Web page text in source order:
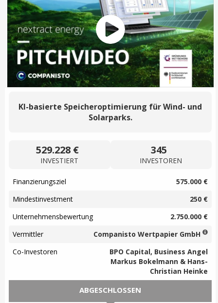
KI-basierte Speicheroptimierung für Wind- und
Solarparks.
529.228 €
INVESTIERT
345
INVESTOREN
Finanzierungsziel
575.000 €
Mindestinvestment
250 €
Unternehmensbewertung
2.750.000 €
Vermittler
Companisto Wertpapier GmbH
Co-Investoren
BPO Capital, Business Angel
Markus Bokelmann & Hans-
Christian Heinke
ABGESCHLOSSEN